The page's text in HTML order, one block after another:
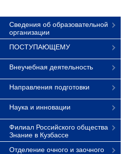
Сведения об образовательной
организации
ПОСТУПАЮЩЕМУ
Внеучебная деятельность
Направления подготовки
Наука и инновации
Филиал Российского общества
Знание в Кузбассе
Отделение очного и заочного